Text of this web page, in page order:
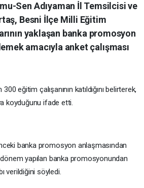
Sen Adıyaman İl Temsilcisi ve
Besni İlçe Milli Eğitim
yaklaşan banka promosyon
amacıyla anket çalışması
eğitim çalışanının katıldığını belirterek,
koyduğunu ifade etti.
banka promosyon anlaşmasından
dönem yapılan banka promosyonundan
verildiğini söyledi.